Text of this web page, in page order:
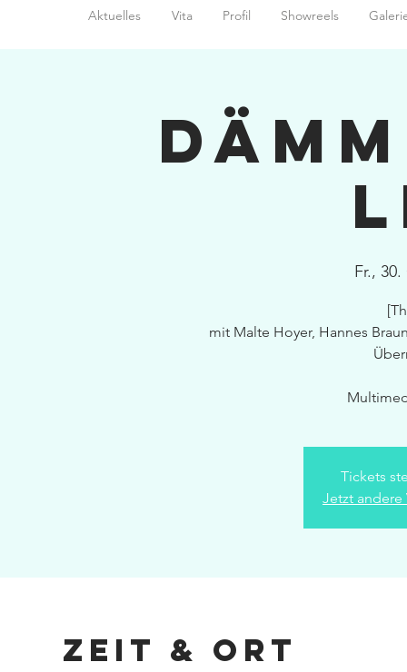
Aktuelles Vita Profil Showreels
Fr.,
mit Malte Hoyer, Hannes
Tickets
Jetzt andere
Zeit & Ort